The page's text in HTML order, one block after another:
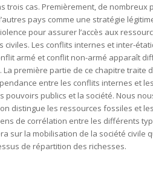
cas. Premièrement, de nombreux
pays comme une stratégie
pour assurer l’accès aux
Les conflits internes et inter-
armé et conflit non-armé apparaît
La première partie de ce chapitre
entre les conflits internes et
publics et la société. Nous
distingue les ressources fossiles et
de corrélation entre les différents
sur la mobilisation de la société
de répartition des richesses.